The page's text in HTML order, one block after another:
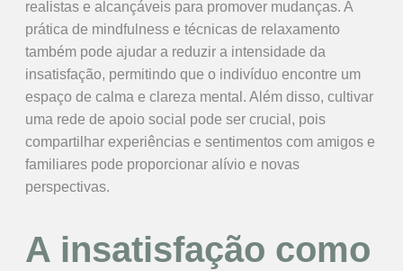
realistas e alcançáveis para promover mudanças. A
prática de mindfulness e técnicas de relaxamento
também pode ajudar a reduzir a intensidade da
insatisfação, permitindo que o indivíduo encontre um
espaço de calma e clareza mental. Além disso, cultivar
uma rede de apoio social pode ser crucial, pois
compartilhar experiências e sentimentos com amigos e
familiares pode proporcionar alívio e novas
perspectivas.
A insatisfação como